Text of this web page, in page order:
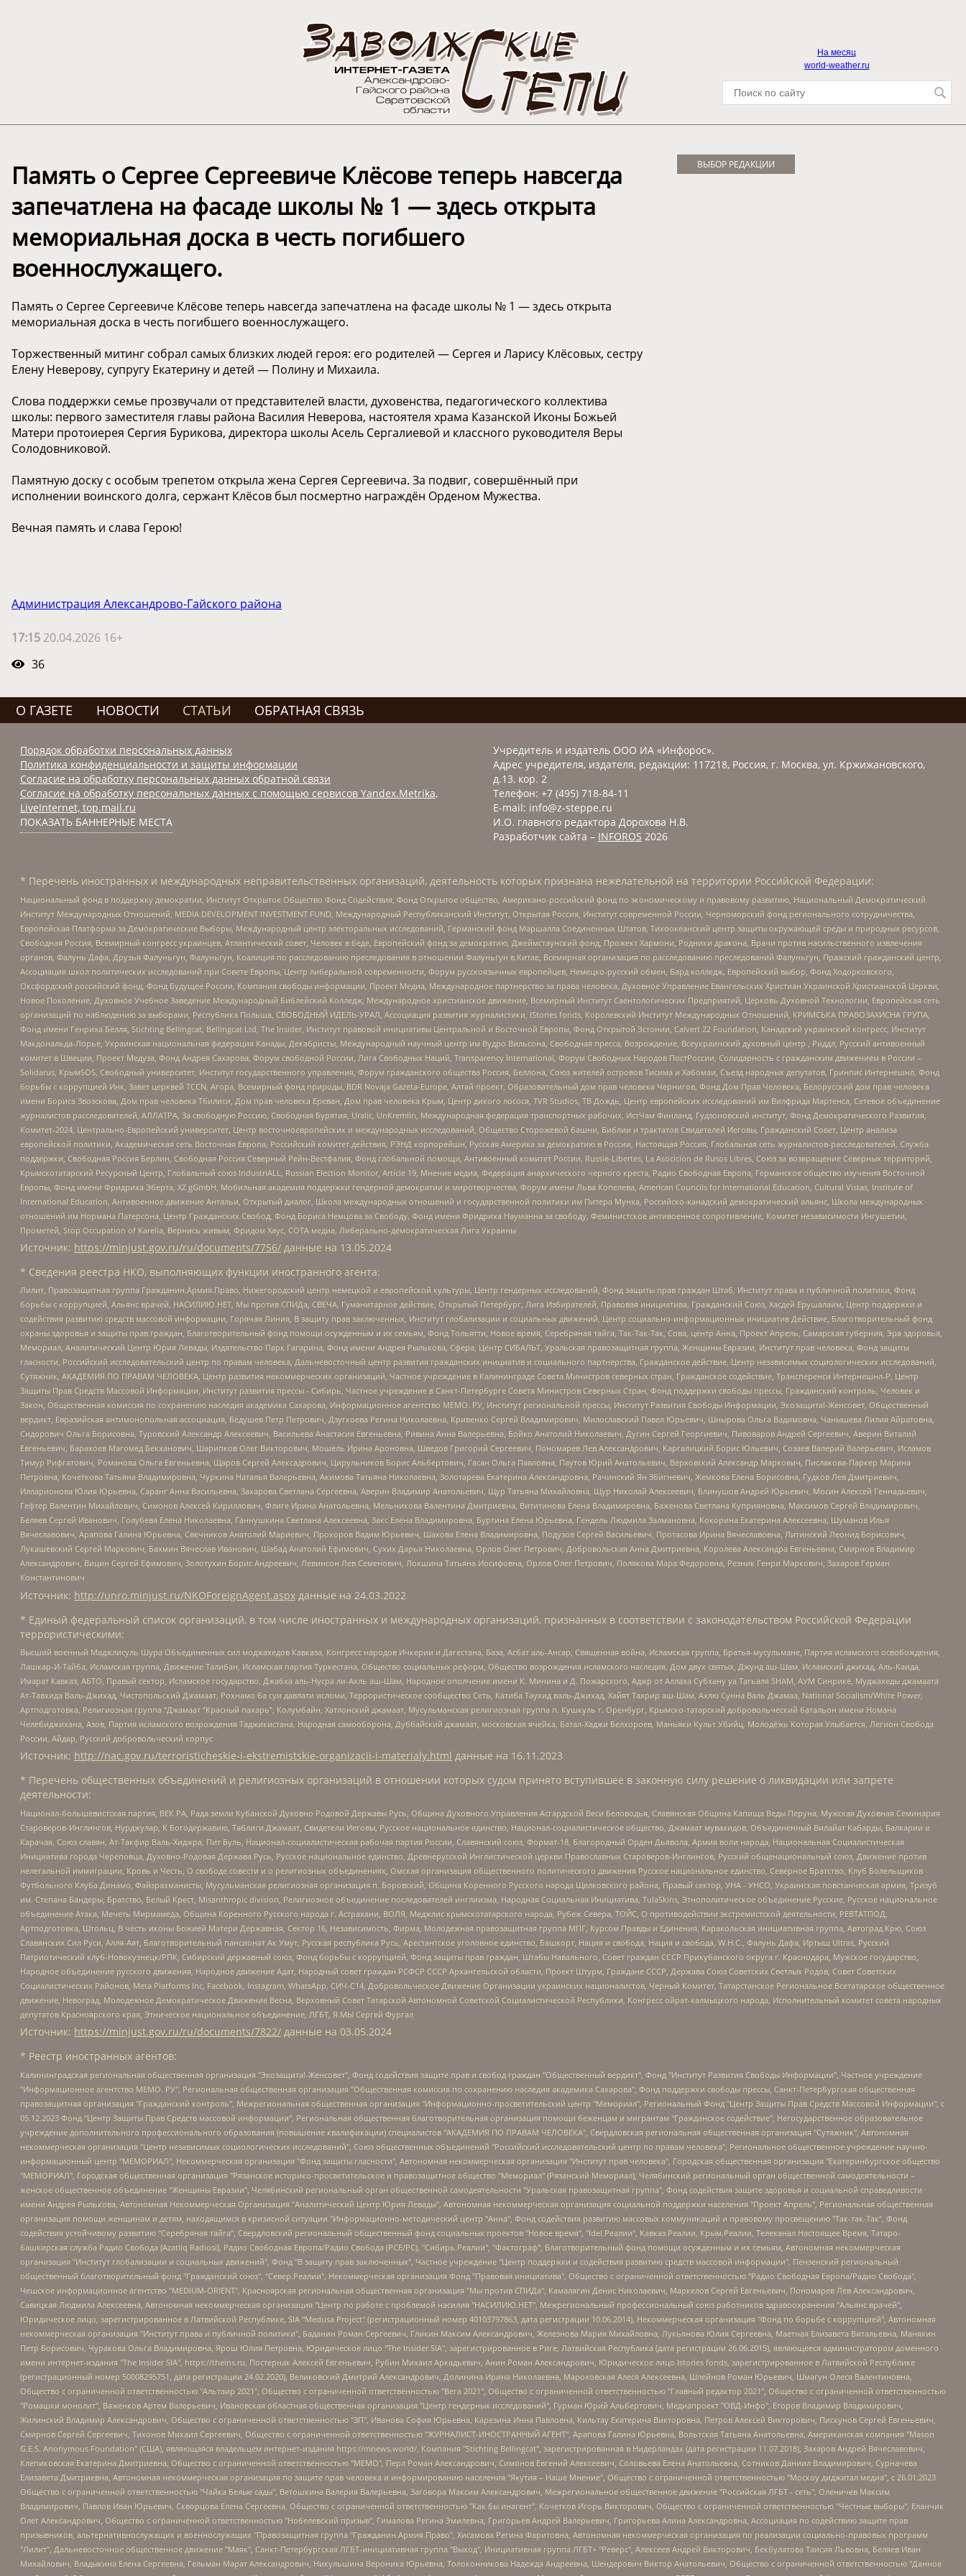
На месяц
world-weather.ru
️Память о Сергее Сергеевиче Клёсове теперь навсегда
запечатлена на фасаде школы № 1 — здесь открыта
мемориальная доска в честь погибшего
военнослужащего.
️Память о Сергее Сергеевиче Клёсове теперь навсегда запечатлена на фасаде школы № 1 — здесь открыта
мемориальная доска в честь погибшего военнослужащего.
Торжественный митинг собрал самых близких людей героя: его родителей — Сергея и Ларису Клёсовых, сестру
Елену Неверову, супругу Екатерину и детей — Полину и Михаила.
Слова поддержки семье прозвучали от представителей власти, духовенства, педагогического коллектива
школы: первого заместителя главы района Василия Неверова, настоятеля храма Казанской Иконы Божьей
Матери протоиерея Сергия Бурикова, директора школы Асель Сергалиевой и классного руководителя Веры
Солодовниковой.
Памятную доску с особым трепетом открыла жена Сергея Сергеевича. За подвиг, совершённый при
исполнении воинского долга, сержант Клёсов был посмертно награждён Орденом Мужества.
Вечная память и слава Герою!
Администрация Александрово-Гайского района
17:15 20.04.2026 16+
36
ВЫБОР РЕДАКЦИИ
О ГАЗЕТЕ НОВОСТИ СТАТЬИ ОБРАТНАЯ СВЯЗЬ
Порядок обработки персональных данных
Политика конфиденциальности и защиты информации
Согласие на обработку персональных данных обратной связи
Согласие на обработку персональных данных с помощью сервисов Yandex.Metrika,
LiveInternet, top.mail.ru
ПОКАЗАТЬ БАННЕРНЫЕ МЕСТА
Учредитель и издатель ООО ИА «Инфорос».
Адрес учредителя, издателя, редакции: 117218, Россия, г. Москва, ул. Кржижановского,
д.13, кор. 2
Телефон: +7 (495) 718-84-11
E-mail: info@z-steppe.ru
И.О. главного редактора Дорохова Н.В.
Разработчик сайта – INFOROS 2026
* Перечень иностранных и международных неправительственных организаций, деятельность которых признана нежелательной на территории Российской Федерации:
Национальный фонд в поддержку демократии, Институт Открытое Общество Фонд Содействия, Фонд Открытое общество, Американо-российский фонд по экономическому и правовому развитию, Национальный Демократический
Институт Международных Отношений, MEDIA DEVELOPMENT INVESTMENT FUND, Международный Республиканский Институт, Открытая Россия, Институт современной России, Черноморский фонд регионального сотрудничества,
Европейская Платформа за Демократические Выборы, Международный центр электоральных исследований, Германский фонд Маршалла Соединенных Штатов, Тихоокеанский центр защиты окружающей среды и природных ресурсов,
Свободная Россия, Всемирный конгресс украинцев, Атлантический совет, Человек в беде, Европейский фонд за демократию, Джеймстаунский фонд, Прожект Хармони, Родники дракона, Врачи против насильственного извлечения
органов, Фалунь Дафа, Друзья Фалуньгун, Фалуньгун, Коалиция по расследованию преследования в отношении Фалуньгун в Китае, Всемирная организация по расследованию преследований Фалуньгун, Пражский гражданский центр,
Ассоциация школ политических исследований при Совете Европы, Центр либеральной современности, Форум русскоязычных европейцев, Немецко-русский обмен, Бард колледж, Европейский выбор, Фонд Ходорковского,
Оксфордский российский фонд, Фонд Будущее России, Компания свободы информации, Проект Медиа, Международное партнерство за права человека, Духовное Управление Евангельских Христиан Украинской Христианской Церкви,
Новое Поколение, Духовное Учебное Заведение Международный Библейский Колледж, Международное христианское движение, Всемирный Институт Саентологических Предприятий, Церковь Духовной Технологии, Европейская сеть
организаций по наблюдению за выборами, Республика Польша, СВОБОДНЫЙ ИДЕЛЬ-УРАЛ, Ассоциация развития журналистики, IStories fonds, Королевский Институт Международных Отношений, КРИМСЬКА ПРАВОЗАХИСНА ГРУПА,
Фонд имени Генриха Бёлля, Stichting Bellingcat, Bellingcat Ltd, The Insider, Институт правовой инициативы Центральной и Восточной Европы, Фонд Открытой Эстонии, Calvert 22 Foundation, Канадский украинский конгресс, Институт
Макдональда-Лорье, Украинская национальная федерация Канады, Декабристы, Международный научный центр им Вудро Вильсона, Свободная пресса, Возрождение, Всеукраинский духовный центр , Риддл, Русский антивоенный
комитет в Швеции, Проект Медуза, Фонд Андрея Сахарова, Форум свободной России, Лига Свободных Наций, Transparеncy International, Форум Свободных Народов ПостРоссии, Солидарность с гражданским движением в России –
Solidarus, КрымSOS, Свободный университет, Институт государственного управления, Форум гражданского общества Россия, Беллона, Союз жителей островов Тисима и Хабомаи, Съезд народных депутатов, Гринпис Интернешнл, Фонд
борьбы с коррупцией Инк, Завет церквей TCCN, Агора, Всемирный фонд природы, BDR Novaja Gazeta-Europe, Алтай проект, Образовательный дом прав человека Чернигов, Фонд Дом Прав Человека, Белорусский дом прав человека
имени Бориса Звозскова, Дом прав человека Тбилиси, Дом прав человека Ереван, Дом прав человека Крым, Центр дикого лосося, TVR Studios, ТВ Дождь, Центр европейских исследований им Вилфрида Мартенса, Сетевое объединение
журналистов расследователей, АЛЛАТРА, За свободную Россию, Свободная Бурятия, Uralic, UnKremlin, Международная федерация транспортных рабочих, ИстЧам Финланд, Гудзоновский институт, Фонд Демократического Развития,
Комитет-2024, Центрально-Европейский университет, Центр восточноевропейских и международных исследований, Общество Сторожевой башни, Библии и трактатов Свидетелей Иеговы, Гражданский Совет, Центр анализа
европейской политики, Академическая сеть Восточная Европа, Российский комитет действия, РЭНД корпорейшн, Русская Америка за демократию в России, Настоящая Россия, Глобальная сеть журналистов-расследователей, Служба
поддержки, Свободная Россия Берлин, Свободная Россия Северный Рейн-Вестфалия, Фонд глобальной помощи, Антивоенный комитет России, Russie-Libertes, La Asocicion de Rusos Libres, Союз за возвращение Северных территорий,
Крымскотатарский Ресурсный Центр, Глобальный союз IndustriALL, Russian Election Monitor, Article 19, Мнение медиа, Федерация анархического черного креста, Радио Свободная Европа, Германское общество изучения Восточной
Европы, Фонд имени Фридриха Эберта, XZ gGmbH, Мобильная академия поддержки гендерной демократии и миротворчества, Форум имени Льва Копелева, American Councils for International Education, Cultural Vistas, Institute of
International Education, Антивоенное движение Антальи, Открытый диалог, Школа международных отношений и государственной политики им Питера Мунка, Российско-канадский демократический альянс, Школа международных
отношений им Нормана Патерсона, Центр Гражданских Свобод, Фонд Бориса Немцова за Свободу, Фонд имени Фридриха Науманна за свободу, Феминистское антивоенное сопротивление, Комитет независимости Ингушетии,
Прометей, Stop Occupation of Karelia, Вернись живым, Фридом Хаус, СОТА медиа, Либерально-демократическая Лига Украины
Источник: https://minjust.gov.ru/ru/documents/7756/ данные на 13.05.2024
* Сведения реестра НКО, выполняющих функции иностранного агента:
Лилит, Правозащитная группа Гражданин.Армия.Право, Нижегородский центр немецкой и европейской культуры, Центр гендерных исследований, Фонд защиты прав граждан Штаб, Институт права и публичной политики, Фонд
борьбы с коррупцией, Альянс врачей, НАСИЛИЮ.НЕТ, Мы против СПИДа, СВЕЧА, Гуманитарное действие, Открытый Петербург, Лига Избирателей, Правовая инициатива, Гражданский Союз, Хасдей Ерушалаим, Центр поддержки и
содействия развитию средств массовой информации, Горячая Линия, В защиту прав заключенных, Институт глобализации и социальных движений, Центр социально-информационных инициатив Действие, Благотворительный фонд
охраны здоровья и защиты прав граждан, Благотворительный фонд помощи осужденным и их семьям, Фонд Тольятти, Новое время, Серебряная тайга, Так-Так-Так, Сова, центр Анна, Проект Апрель, Самарская губерния, Эра здоровья,
Мемориал, Аналитический Центр Юрия Левады, Издательство Парк Гагарина, Фонд имени Андрея Рылькова, Сфера, Центр СИБАЛЬТ, Уральская правозащитная группа, Женщины Евразии, Институт прав человека, Фонд защиты
гласности, Российский исследовательский центр по правам человека, Дальневосточный центр развития гражданских инициатив и социального партнерства, Гражданское действие, Центр независимых социологических исследований,
Сутяжник, АКАДЕМИЯ ПО ПРАВАМ ЧЕЛОВЕКА, Центр развития некоммерческих организаций, Частное учреждение в Калининграде Совета Министров северных стран, Гражданское содействие, Трансперенси Интернешнл-Р, Центр
Защиты Прав Средств Массовой Информации, Институт развития прессы - Сибирь, Частное учреждение в Санкт-Петербурге Совета Министров Северных Стран, Фонд поддержки свободы прессы, Гражданский контроль, Человек и
Закон, Общественная комиссия по сохранению наследия академика Сахарова, Информационное агентство МЕМО. РУ, Институт региональной прессы, Институт Развития Свободы Информации, Экозащита!-Женсовет, Общественный
вердикт, Евразийская антимонопольная ассоциация, Бедушев Петр Петрович, Дзугкоева Регина Николаевна, Кривенко Сергей Владимирович, Милославский Павел Юрьевич, Шнырова Ольга Вадимовна, Чанышева Лилия Айратовна,
Сидорович Ольга Борисовна, Туровский Александр Алексеевич, Васильева Анастасия Евгеньевна, Ривина Анна Валерьевна, Бойко Анатолий Николаевич, Дугин Сергей Георгиевич, Пивоваров Андрей Сергеевич, Аверин Виталий
Евгеньевич, Барахоев Магомед Бекханович, Шарипков Олег Викторович, Мошель Ирина Ароновна, Шведов Григорий Сергеевич, Пономарев Лев Александрович, Каргалицкий Борис Юльевич, Созаев Валерий Валерьевич, Исламов
Тимур Рифгатович, Романова Ольга Евгеньевна, Щаров Сергей Алексадрович, Цирульников Борис Альбертович, Гасан Ольга Павловна, Паутов Юрий Анатольевич, Верховский Александр Маркович, Пислакова-Паркер Марина
Петровна, Кочеткова Татьяна Владимировна, Чуркина Наталья Валерьевна, Акимова Татьяна Николаевна, Золотарева Екатерина Александровна, Рачинский Ян Збигневич, Жемкова Елена Борисовна, Гудков Лев Дмитриевич,
Илларионова Юлия Юрьевна, Саранг Анна Васильевна, Захарова Светлана Сергеевна, Аверин Владимир Анатольевич, Щур Татьяна Михайловна, Щур Николай Алексеевич, Блинушов Андрей Юрьевич, Мосин Алексей Геннадьевич,
Гефтер Валентин Михайлович, Симонов Алексей Кириллович, Флиге Ирина Анатольевна, Мельникова Валентина Дмитриевна, Вититинова Елена Владимировна, Баженова Светлана Куприяновна, Максимов Сергей Владимирович,
Беляев Сергей Иванович, Голубева Елена Николаевна, Ганнушкина Светлана Алексеевна, Закс Елена Владимировна, Буртина Елена Юрьевна, Гендель Людмила Залмановна, Кокорина Екатерина Алексеевна, Шуманов Илья
Вячеславович, Арапова Галина Юрьевна, Свечников Анатолий Мариевич, Прохоров Вадим Юрьевич, Шахова Елена Владимировна, Подузов Сергей Васильевич, Протасова Ирина Вячеславовна, Литинский Леонид Борисович,
Лукашевский Сергей Маркович, Бахмин Вячеслав Иванович, Шабад Анатолий Ефимович, Сухих Дарья Николаевна, Орлов Олег Петрович, Добровольская Анна Дмитриевна, Королева Александра Евгеньевна, Смирнов Владимир
Александрович, Вицин Сергей Ефимович, Золотухин Борис Андреевич, Левинсон Лев Семенович, Локшина Татьяна Иосифовна, Орлов Олег Петрович, Полякова Мара Федоровна, Резник Генри Маркович, Захаров Герман
Константинович
Источник: http://unro.minjust.ru/NKOForeignAgent.aspx данные на 24.03.2022
* Единый федеральный список организаций, в том числе иностранных и международных организаций, признанных в соответствии с законодательством Российской Федерации
террористическими:
Высший военный Маджлисуль Шура Объединенных сил моджахедов Кавказа, Конгресс народов Ичкерии и Дагестана, База, Асбат аль-Ансар, Священная война, Исламская группа, Братья-мусульмане, Партия исламского освобождения,
Лашкар-И-Тайба, Исламская группа, Движение Талибан, Исламская партия Туркестана, Общество социальных реформ, Общество возрождения исламского наследия, Дом двух святых, Джунд аш-Шам, Исламский джихад, Аль-Каида,
Имарат Кавказ, АБТО, Правый сектор, Исламское государство, Джабха аль-Нусра ли-Ахль аш-Шам, Народное ополчение имени К. Минина и Д. Пожарского, Аджр от Аллаха Субхану уа Тагьаля SHAM, АУМ Синрике, Муджахеды джамаата
Ат-Тавхида Валь-Джихад, Чистопольский Джамаат, Рохнамо ба суи давлати исломи, Террористическое сообщество Сеть, Катиба Таухид валь-Джихад, Хайят Тахрир аш-Шам, Ахлю Сунна Валь Джамаа, National Socialism/White Power,
Артподготовка, Религиозная группа “Джамаат “Красный пахарь”, Колумбайн, Хатлонский джамаат, Мусульманская религиозная группа п. Кушкуль г. Оренбург, Крымско-татарский добровольческий батальон имени Номана
Челебиджихана, Азов, Партия исламского возрождения Таджикистана, Народная самооборона, Дуббайский джамаат, московская ячейка, Батал-Хаджи Белхороев, Маньяки Культ Убийц, Молодёжь Которая Улыбается, Легион Свобода
России, Айдар, Русский добровольческий корпус
Источник: http://nac.gov.ru/terroristicheskie-i-ekstremistskie-organizacii-i-materialy.html данные на 16.11.2023
* Перечень общественных объединений и религиозных организаций в отношении которых судом принято вступившее в законную силу решение о ликвидации или запрете
деятельности:
Национал-большевистская партия, ВЕК РА, Рада земли Кубанской Духовно Родовой Державы Русь, Община Духовного Управления Асгардской Веси Беловодья, Славянская Община Капища Веды Перуна, Мужская Духовная Семинария
Староверов-Инглингов, Нурджулар, К Богодержавию, Таблиги Джамаат, Свидетели Иеговы, Русское национальное единство, Национал-социалистическое общество, Джамаат мувахидов, Объединенный Вилайат Кабарды, Балкарии и
Карачая, Союз славян, Ат-Такфир Валь-Хиджра, Пит Буль, Национал-социалистическая рабочая партия России, Славянский союз, Формат-18, Благородный Орден Дьявола, Армия воли народа, Национальная Социалистическая
Инициатива города Череповца, Духовно-Родовая Держава Русь, Русское национальное единство, Древнерусской Инглистической церкви Православных Староверов-Инглингов, Русский общенациональный союз, Движение против
нелегальной иммиграции, Кровь и Честь, О свободе совести и о религиозных объединениях, Омская организация общественного политического движения Русское национальное единство, Северное Братство, Клуб Болельщиков
Футбольного Клуба Динамо, Файзрахманисты, Мусульманская религиозная организация п. Боровский, Община Коренного Русского народа Щелковского района, Правый сектор, УНА - УНСО, Украинская повстанческая армия, Тризуб
им. Степана Бандеры, Братство, Белый Крест, Misanthropic division, Религиозное объединение последователей инглиизма, Народная Социальная Инициатива, TulaSkins, Этнополитическое объединение Русские, Русское национальное
объединение Атака, Мечеть Мирмамеда, Община Коренного Русского народа г. Астрахани, ВОЛЯ, Меджлис крымскотатарского народа, Рубеж Севера, ТОЙС, О противодействии экстремистской деятельности, РЕВТАТПОД,
Артподготовка, Штольц, В честь иконы Божией Матери Державная, Сектор 16, Независимость, Фирма, Молодежная правозащитная группа МПГ, Курсом Правды и Единения, Каракольская инициативная группа, Автоград Крю, Союз
Славянских Сил Руси, Алля-Аят, Благотворительный пансионат Ак Умут, Русская республика Русь, Арестантское уголовное единство, Башкорт, Нация и свобода, Нация и свобода, W.H.С., Фалунь Дафа, Иртыш Ultras, Русский
Патриотический клуб-Новокузнецк/РПК, Сибирский державный союз, Фонд борьбы с коррупцией, Фонд защиты прав граждан, Штабы Навального, Совет граждан СССР Прикубанского округа г. Краснодара, Мужское государство,
Народное объединение русского движения, Народное движение Адат, Народный совет граждан РСФСР СССР Архангельской области, Проект Штурм, Граждане СССР, Держава Союз Советских Светлых Родов, Совет Советских
Социалистических Районов, Meta Platforms Inc, Facebook, Instagram, WhatsApp, СИЧ-С14, Добровольческое Движение Организации украинских националистов, Черный Комитет, Татарстанское Региональное Всетатарское общественное
движение, Невоград, Молодежное Демократическое Движение Весна, Верховный Совет Татарской Автономной Советской Социалистической Республики, Конгресс ойрат-калмыцкого народа, Исполнительный комитет совета народных
депутатов Красноярского края, Этническое национальное объединение, ЛГБТ, Я.МЫ Сергей Фургал
Источник: https://minjust.gov.ru/ru/documents/7822/ данные на 03.05.2024
* Реестр иностранных агентов:
Калининградская региональная общественная организация "Экозащита!-Женсовет", Фонд содействия защите прав и свобод граждан "Общественный вердикт", Фонд "Институт Развития Свободы Информации", Частное учреждение "Информационное агентство МЕМО. РУ", Региональная общественная организация "Общественная комиссия по сохранению наследия академика Сахарова", Фонд поддержки свободы прессы, Санкт-Петербургская общественная правозащитная организация "Гражданский контроль", Межрегиональная общественная организация "Информационно-просветительский центр "Мемориал", Региональный Фонд "Центр Защиты Прав Средств Массовой Информации", с 05.12.2023 Фонд "Центр Защиты Прав Средств массовой информации", Региональная общественная благотворительная организация помощи беженцам и мигрантам "Гражданское содействие", Негосударственное образовательное учреждение дополнительного профессионального образования (повышение квалификации) специалистов "АКАДЕМИЯ ПО ПРАВАМ ЧЕЛОВЕКА", Свердловская региональная общественная организация "Сутяжник", Автономная некоммерческая организация "Центр независимых социологических исследований", Союз общественных объединений "Российский исследовательский центр по правам человека", Региональное общественное учреждение научно-информационный центр "МЕМОРИАЛ", Некоммерческая организация "Фонд защиты гласности", Автономная некоммерческая организация "Институт прав человека", Городская общественная организация "Екатеринбургское общество "МЕМОРИАЛ", Городская общественная организация "Рязанское историко-просветительское и правозащитное общество "Мемориал" (Рязанский Мемориал), Челябинский региональный орган общественной самодеятельности – женское общественное объединение "Женщины Евразии", Челябинский региональный орган общественной самодеятельности "Уральская правозащитная группа", Фонд содействия защите здоровья и социальной справедливости имени Андрея Рылькова, Автономная Некоммерческая Организация "Аналитический Центр Юрия Левады", Автономная некоммерческая организация социальной поддержки населения "Проект Апрель", Региональная общественная организация помощи женщинам и детям, находящимся в кризисной ситуации "Информационно-методический центр "Анна", Фонд содействия развитию массовых коммуникаций и правовому просвещению "Так-так-Так", Фонд содействия устойчивому развитию "Серебряная тайга", Свердловский региональный общественный фонд социальных проектов "Новое время", "Idel.Реалии", Кавказ.Реалии, Крым.Реалии, Телеканал Настоящее Время, Татаро-башкирская служба Радио Свобода (Azatliq Radiosi), Радио Свободная Европа/Радио Свобода (PCE/PC), "Сибирь.Реалии", "Фактограф", Благотворительный фонд помощи осужденным и их семьям, Автономная некоммерческая организация "Институт глобализации и социальных движений", Фонд "В защиту прав заключенных", Частное учреждение "Центр поддержки и содействия развитию средств массовой информации", Пензенский региональный общественный благотворительный фонд "Гражданский союз", "Север.Реалии", Некоммерческая организация Фонд "Правовая инициатива", Общество с ограниченной ответственностью "Радио Свободная Европа/Радио Свобода", Чешское информационное агентство "MEDIUM-ORIENT", Красноярская региональная общественная организация "Мы против СПИДа", Камалягин Денис Николаевич, Маркелов Сергей Евгеньевич, Пономарев Лев Александрович, Савицкая Людмила Алексеевна, Автономная некоммерческая организация "Центр по работе с проблемой насилия "НАСИЛИЮ.НЕТ", Межрегиональный профессиональный союз работников здравоохранения "Альянс врачей", Юридическое лицо, зарегистрированное в Латвийской Республике, SIA "Medusa Project" (регистрационный номер 40103797863, дата регистрации 10.06.2014), Некоммерческая организация "Фонд по борьбе с коррупцией", Автономная некоммерческая организация "Институт права и публичной политики", Баданин Роман Сергеевич, Гликин Максим Александрович, Железнова Мария Михайловна, Лукьянова Юлия Сергеевна, Маетная Елизавета Витальевна, Маняхин Петр Борисович, Чуракова Ольга Владимировна, Ярош Юлия Петровна, Юридическое лицо "The Insider SIA", зарегистрированное в Риге, Латвийская Республика (дата регистрации 26.06.2015), являющееся администратором доменного имени интернет-издания "The Insider SIA", https://theins.ru, Постернак Алексей Евгеньевич, Рубин Михаил Аркадьевич, Анин Роман Александрович, Юридическое лицо Istories fonds, зарегистрированное в Латвийской Республике (регистрационный номер 50008295751, дата регистрации 24.02.2020), Великовский Дмитрий Александрович, Долинина Ирина Николаевна, Мароховская Алеся Алексеевна, Шлейнов Роман Юрьевич, Шмагун Олеся Валентиновна, Общество с ограниченной ответственностью "Альтаир 2021", Общество с ограниченной ответственностью "Вега 2021", Общество с ограниченной ответственностью "Главный редактор 2021", Общество с ограниченной ответственностью "Ромашки монолит", Важенков Артем Валерьевич, Ивановская областная общественная организация "Центр гендерных исследований", Гурман Юрий Альбертович, Медиапроект "ОВД-Инфо", Егоров Владимир Владимирович, Жилинский Владимир Александрович, Общество с ограниченной ответственностью "ЗП", Иванова София Юрьевна, Карезина Инна Павловна, Кильтау Екатерина Викторовна, Петров Алексей Викторович, Пискунов Сергей Евгеньевич, Смирнов Сергей Сергеевич, Тихонов Михаил Сергеевич, Общество с ограниченной ответственностью "ЖУРНАЛИСТ-ИНОСТРАННЫЙ АГЕНТ", Арапова Галина Юрьевна, Вольтская Татьяна Анатольевна, Американская компания "Mason G.E.S. Anonymous Foundation" (США), являющаяся владельцем интернет-издания https://mnews.world/, Компания "Stichting Bellingcat", зарегистрированная в Нидерландах (дата регистрации 11.07.2018), Захаров Андрей Вячеславович, Клепиковская Екатерина Дмитриевна, Общество с ограниченной ответственностью "МЕМО", Перл Роман Александрович, Симонов Евгений Алексеевич, Соловьева Елена Анатольевна, Сотников Даниил Владимирович, Сурначева Елизавета Дмитриевна, Автономная некоммерческая организация по защите прав человека и информированию населения "Якутия – Наше Мнение", Общество с ограниченной ответственностью "Москоу диджитал медиа", с 26.01.2023 Общество с ограниченной ответственностью "Чайка Белые сады", Ветошкина Валерия Валерьевна, Заговора Максим Александрович, Межрегиональное общественное движение "Российская ЛГБТ - сеть", Оленичев Максим Владимирович, Павлов Иван Юрьевич, Скворцова Елена Сергеевна, Общество с ограниченной ответственностью "Как бы инагент", Кочетков Игорь Викторович, Общество с ограниченной ответственностью "Честные выборы", Еланчик Олег Александрович, Общество с ограниченной ответственностью "Нобелевский призыв", Гималова Регина Эмилевна, Григорьев Андрей Валерьевич, Григорьева Алина Александровна, Ассоциация по содействию защите прав призывников, альтернативнослужащих и военнослужащих "Правозащитная группа "Гражданин.Армия.Право", Хисамова Регина Фаритовна, Автономная некоммерческая организация по реализации социально-правовых программ "Лилит", Дальневосточное общественное движение "Маяк", Санкт-Петербургская ЛГБТ-инициативная группа "Выход", Инициативная группа ЛГБТ+ "Реверс", Алексеев Андрей Викторович, Бекбулатова Таисия Львовна, Беляев Иван Михайлович, Владыкина Елена Сергеевна, Гельман Марат Александрович, Никульшина Вероника Юрьевна, Толоконникова Надежда Андреевна, Шендерович Виктор Анатольевич, Общество с ограниченной ответственностью "Данное сообщение", Общество с ограниченной ответственностью Издательский дом "Новая глава", Айнбиндер Александра Александровна, Московский комьюнити-центр для ЛГБТ+инициатив, Благотворительный фонд развития филантропии, Deutsche Welle (Германия, Kurt-Schumacher-Strasse 3, 53113 Bonn), Борзунова Мария Михайловна, Воробьев Виктор Викторович, Голубева Анна Львовна, Константинова Алла Михайловна, Малкова Ирина Владимировна, Мурадов Мурад Абдулгалимович, Осетинская Елизавета Николаевна, Понасенков Евгений Николаевич, Ганапольский Матвей Юрьевич, Киселев Евгений Алексеевич, Борухович Ирина Григорьевна, Дремин Иван Тимофеевич, Дубровский Дмитрий Викторович, Красноярская региональная общественная организация поддержки и развития альтернативных образовательных технологий и межкультурных коммуникаций "ИНТЕРРА", Маяковская Екатерина Алексеевна, Фейгин Марк Захарович, Филимонов Андрей Викторович, Дзугкоева Регина Николаевна, Доброхотов Роман Александрович, Дудь Юрий Александрович, Елкин Сергей Владимирович, Кругликов Кирилл Игоревич, Сабунаева Мария Леонидовна, Семенов Алексей Владимирович, Шаинян Карен Багратович, Шульман Екатерина Михайловна, Асафьев Артур Валерьевич, Вахштайн Виктор Семенович, Венедиктов Алексей Алексеевич, Лушникова Екатерина Евгеньевна, Волков Леонид Михайлович, Невзоров Александр Глебович, Пархоменко Сергей Борисович, Сироткин Ярослав Николаевич, Кара-Мурза Владимир Владимирович, Баранова Наталья Владимировна, Гозман Леонид Яковлевич, Кагарлицкий Борис Юльевич, Климарев Михаил Валерьевич, Милов Владимир Станиславович, Автономная некоммерческая организация Краснодарский центр современного искусства "Типография", Моргенштерн Алишер Тагирович, Соболь Любовь Эдуардовна, Общество с ограниченной ответственностью "ЛИЗА НОРМ", Каспаров Гарри Кимович, Ходорковский Михаил Борисович, Общество с ограниченной ответственностью "Апрельские тезисы", Данилович Ирина Брониславовна, Кашин Олег Владимирович, Петров Николай Владимирович, Пивоваров Алексей Владимирович, Соколов Михаил Владимирович, Цветкова Юлия Владимировна, Чичваркин Евгений Александрович, Комитет против пыток/Команда против пыток, Общество с ограниченной ответственностью "Первый научный", Общество с ограниченной ответственностью "Вертолет и ко", Белоцерковская Вероника Борисовна, Кац Максим Евгеньевич, Лазарева Татьяна Юрьевна, Шаведдинов Руслан Табризович, Яшин Илья Валерьевич, Общество с ограниченной ответственностью "Иноагент ААВ", Алешковский Дмитрий Петрович, Альбац Евгения Марковна, Быков Дмитрий Львович, Галямина Юлия Евгеньевна, Лойко Сергей Леонидович, Мартынов Кирилл Константинович, Медведев Сергей Александрович, Крашенинников Федор Геннадиевич, Гордеева Катерина Вл